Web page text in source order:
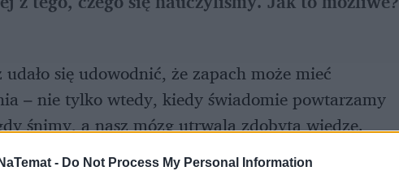
NaTemat - Do Not Process My Personal Information
się udowodnić, że zapach może mieć
– nie tylko wtedy, kiedy świadomie powtarzamy
śnimy, a nasz mózg utrwala zdobytą wiedzę.